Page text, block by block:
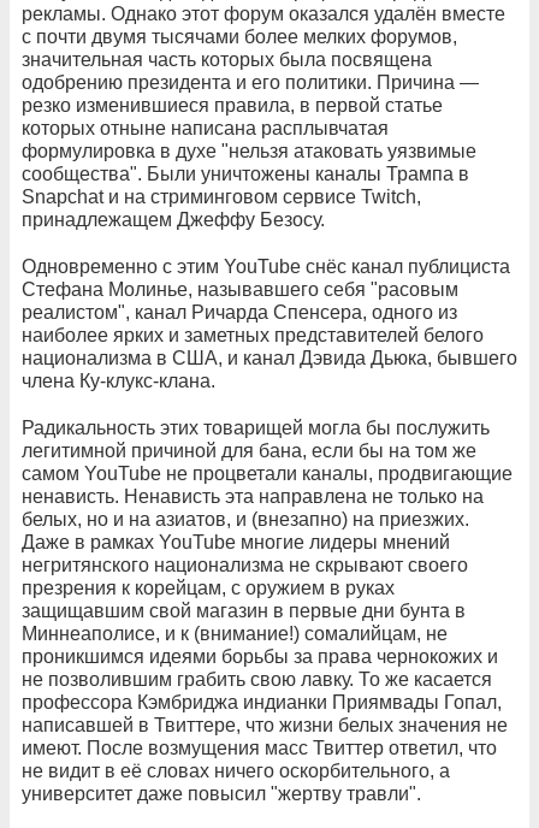
рекламы. Однако этот форум оказался удалён вместе
с почти двумя тысячами более мелких форумов,
значительная часть которых была посвящена
одобрению президента и его политики. Причина —
резко изменившиеся правила, в первой статье
которых отныне написана расплывчатая
формулировка в духе "нельзя атаковать уязвимые
сообщества". Были уничтожены каналы Трампа в
Snapchat и на стриминговом сервисе Twitch,
принадлежащем Джеффу Безосу.
Одновременно с этим YouTube снёс канал публициста
Стефана Молинье, называвшего себя "расовым
реалистом", канал Ричарда Спенсера, одного из
наиболее ярких и заметных представителей белого
национализма в США, и канал Дэвида Дьюка, бывшего
члена Ку-клукс-клана.
Радикальность этих товарищей могла бы послужить
легитимной причиной для бана, если бы на том же
самом YouTube не процветали каналы, продвигающие
ненависть. Ненависть эта направлена не только на
белых, но и на азиатов, и (внезапно) на приезжих.
Даже в рамках YouTube многие лидеры мнений
негритянского национализма не скрывают своего
презрения к корейцам, с оружием в руках
защищавшим свой магазин в первые дни бунта в
Миннеаполисе, и к (внимание!) сомалийцам, не
проникшимся идеями борьбы за права чернокожих и
не позволившим грабить свою лавку. То же касается
профессора Кэмбриджа индианки Приямвады Гопал,
написавшей в Твиттере, что жизни белых значения не
имеют. После возмущения масс Твиттер ответил, что
не видит в её словах ничего оскорбительного, а
университет даже повысил "жертву травли".